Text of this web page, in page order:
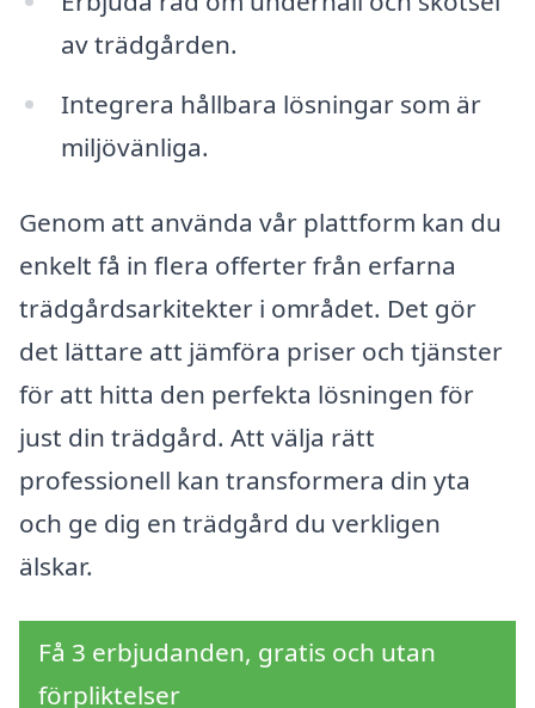
av trädgården.
Integrera hållbara lösningar som är
miljövänliga.
Genom att använda vår plattform kan du
enkelt få in flera offerter från erfarna
trädgårdsarkitekter i området. Det gör
det lättare att jämföra priser och tjänster
för att hitta den perfekta lösningen för
just din trädgård. Att välja rätt
professionell kan transformera din yta
och ge dig en trädgård du verkligen
älskar.
Få 3 erbjudanden, gratis och utan
förpliktelser